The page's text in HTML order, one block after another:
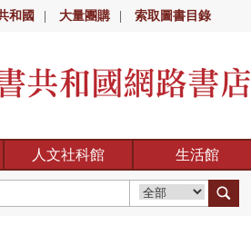
和國 大量團購 索取圖書目錄
人文社科館 生活館